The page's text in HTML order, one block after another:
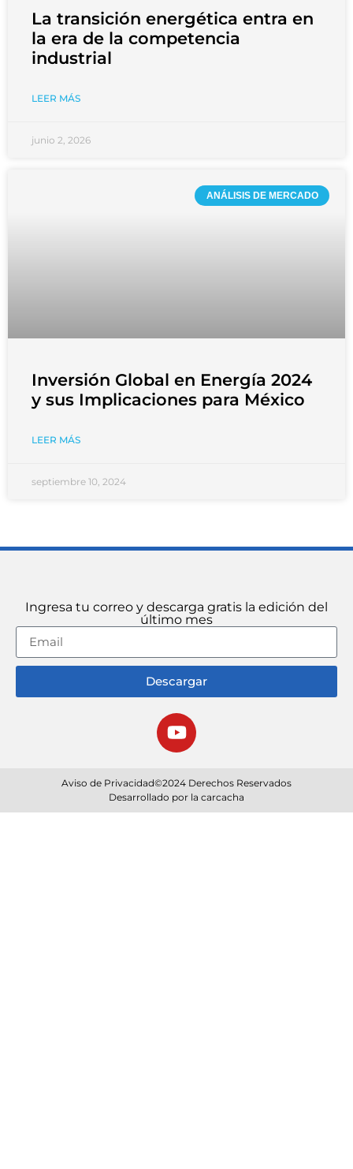
La transición energética entra en
la era de la competencia
industrial
LEER MÁS
junio 2, 2026
ANÁLISIS DE MERCADO
Inversión Global en Energía 2024
y sus Implicaciones para México
LEER MÁS
septiembre 10, 2024
Ingresa tu correo y descarga gratis la edición del
último mes
Descargar
Aviso de Privacidad©2024 Derechos Reservados
Desarrollado por la carcacha